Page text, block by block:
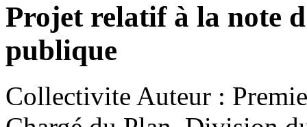
Projet relatif à la note
publique
Collectivite Auteur :